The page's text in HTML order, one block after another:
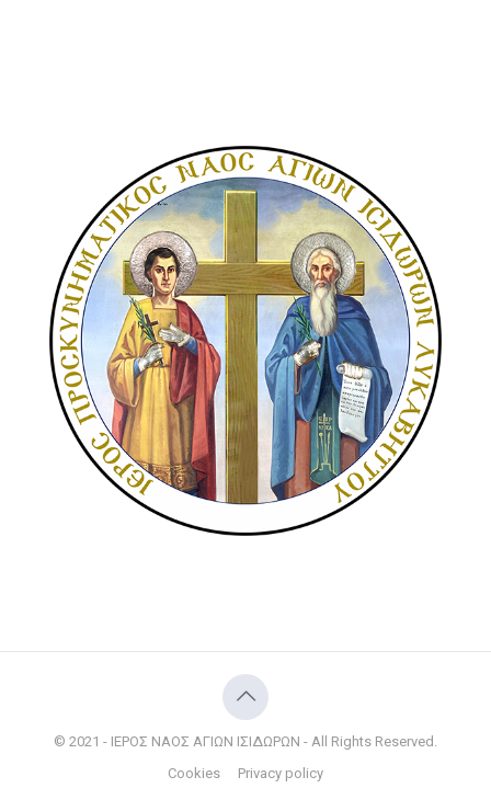
© 2021 - ΙΕΡΟΣ ΝΑΟΣ ΑΓΙΩΝ ΙΣΙΔΩΡΩΝ - All Rights Reserved.
Cookies
Privacy policy